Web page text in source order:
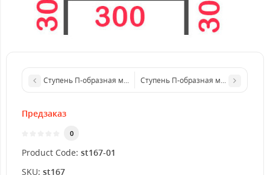
Ступень П-образная металлическая 1250x3 мм
Ступень П-образная
Предзаказ
0
Product Code: st167-01
SKU: st167